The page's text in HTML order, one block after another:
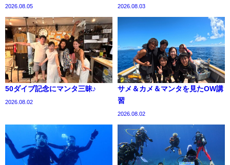
2026.08.05 2026.08.03
50ダイブ記念にマンタ三昧♪
2026.08.02
サメ＆カメ＆マンタを見たOW講
習
2026.08.02